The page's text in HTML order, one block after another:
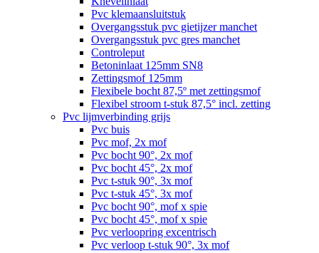
Pvc klemaansluitstuk
Overgangsstuk pvc gietijzer manchet
Overgangsstuk pvc gres manchet
Controleput
Betoninlaat 125mm SN8
Zettingsmof 125mm
Flexibele bocht 87,5º met zettingsmof
Flexibel stroom t-stuk 87,5° incl. zetting
Pvc lijmverbinding grijs
Pvc buis
Pvc mof, 2x mof
Pvc bocht 90°, 2x mof
Pvc bocht 45°, 2x mof
Pvc t-stuk 90°, 3x mof
Pvc t-stuk 45°, 3x mof
Pvc bocht 90°, mof x spie
Pvc bocht 45°, mof x spie
Pvc verloopring excentrisch
Pvc verloop t-stuk 90°, 3x mof